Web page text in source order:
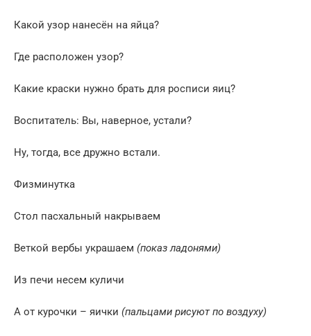
Какой узор нанесён на яйца?
Где расположен узор?
Какие краски нужно брать для росписи яиц?
Воспитатель: Вы, наверное, устали?
Ну, тогда, все дружно встали.
Физминутка
Стол пасхальный накрываем
Веткой вербы украшаем (показ ладонями)
Из печи несем куличи
А от курочки – яички (пальцами рисуют по воздуху)